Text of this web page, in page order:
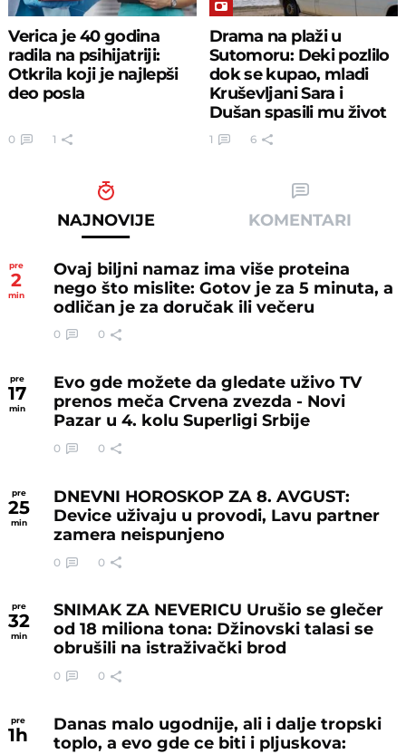
Verica je 40 godina
radila na psihijatriji:
Otkrila koji je najlepši
deo posla
0 1
Drama na plaži u
Sutomoru: Deki pozlilo
dok se kupao, mladi
Kruševljani Sara i
Dušan spasili mu život
1 6
NAJNOVIJE KOMENTARI
pre
2
min
Ovaj biljni namaz ima više proteina
nego što mislite: Gotov je za 5 minuta, a
odličan je za doručak ili večeru
0 0
pre
17
min
Evo gde možete da gledate uživo TV
prenos meča Crvena zvezda - Novi
Pazar u 4. kolu Superligi Srbije
0 0
pre
25
min
DNEVNI HOROSKOP ZA 8. AVGUST:
Device uživaju u provodi, Lavu partner
zamera neispunjeno
0 0
pre
32
min
SNIMAK ZA NEVERICU Urušio se glečer
od 18 miliona tona: Džinovski talasi se
obrušili na istraživački brod
0 0
pre
1h
Danas malo ugodnije, ali i dalje tropski
toplo, a evo gde ce biti i pljuskova: